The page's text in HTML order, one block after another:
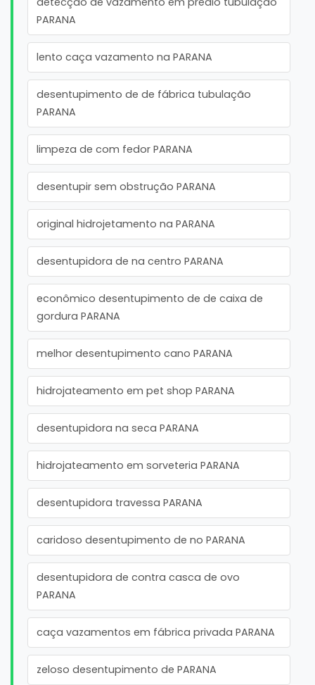
PARANA
lento caça vazamento na PARANA
desentupimento de de fábrica tubulação
PARANA
limpeza de com fedor PARANA
desentupir sem obstrução PARANA
original hidrojetamento na PARANA
desentupidora de na centro PARANA
econômico desentupimento de de caixa de
gordura PARANA
melhor desentupimento cano PARANA
hidrojateamento em pet shop PARANA
desentupidora na seca PARANA
hidrojateamento em sorveteria PARANA
desentupidora travessa PARANA
caridoso desentupimento de no PARANA
desentupidora de contra casca de ovo
PARANA
caça vazamentos em fábrica privada PARANA
zeloso desentupimento de PARANA